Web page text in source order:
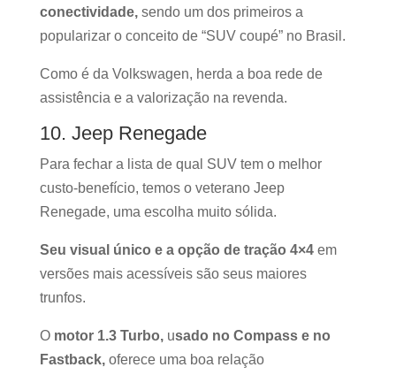
conectividade,sendo um dos primeiros a
popularizar o conceito de “SUV coupé” no Brasil.
Como é da Volkswagen, herda a boa rede de
assistência e a valorização na revenda.
10. Jeep Renegade
Para fechar a lista de qual SUV tem o melhor
custo-benefício, temos o veterano Jeep
Renegade, uma escolha muito sólida.
Seu visual único e a opção de tração 4×4 em
versões mais acessíveis são seus maiores
trunfos.
O motor 1.3 Turbo, usado no Compass e no
Fastback, oferece uma boa relação